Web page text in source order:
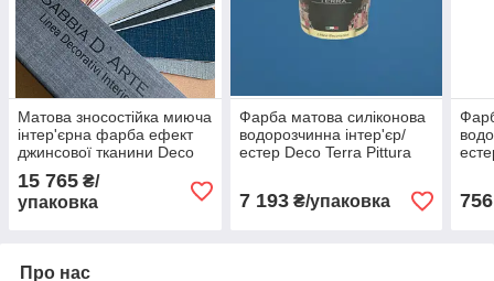
Матова зносостійка миюча
інтер'єрна фарба ефект
джинсової тканини Deco
Terra Sabbia D’arte 5 л
15 765 ₴/
упаковка
Фарба матова силіконова
водорозчинна інтер'єр/
естер Deco Terra Pittura
7 193₴/упаковка 756
Про нас